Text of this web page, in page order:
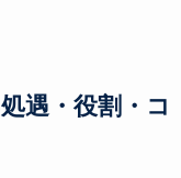
遇・役割・コ